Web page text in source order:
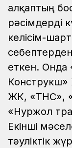
алқаптың
рәсімдерді
келісім-
еткен. Онда
ЖК, «ТНС»,
«Нуржол
Екінші
тәуліктік